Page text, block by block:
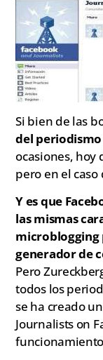
Si bien de las
del periodismo
ocasiones, hoy
pero en el caso
Y es que
las mismas
microblogging
generador de
Pero
todos los
se ha creado
Journalists on